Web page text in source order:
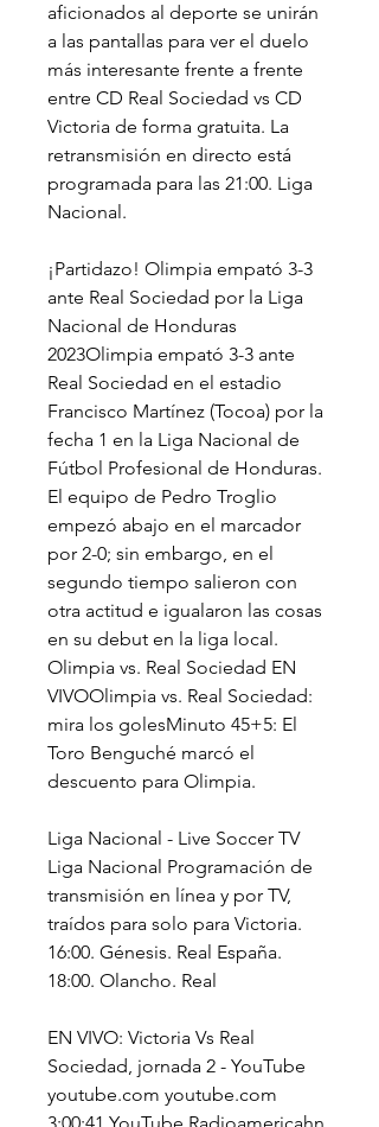
aficionados al deporte se unirán
a las pantallas para ver el duelo
más interesante frente a frente
entre CD Real Sociedad vs CD
Victoria de forma gratuita. La
retransmisión en directo está
programada para las 21:00. Liga
Nacional.
¡Partidazo! Olimpia empató 3-3
ante Real Sociedad por la Liga
Nacional de Honduras
2023Olimpia empató 3-3 ante
Real Sociedad en el estadio
Francisco Martínez (Tocoa) por la
fecha 1 en la Liga Nacional de
Fútbol Profesional de Honduras.
El equipo de Pedro Troglio
empezó abajo en el marcador
por 2-0; sin embargo, en el
segundo tiempo salieron con
otra actitud e igualaron las cosas
en su debut en la liga local.
Olimpia vs. Real Sociedad EN
VIVOOlimpia vs. Real Sociedad:
mira los golesMinuto 45+5: El
Toro Benguché marcó el
descuento para Olimpia.
Liga Nacional - Live Soccer TV
Liga Nacional Programación de
transmisión en línea y por TV,
traídos para solo para Victoria.
16:00. Génesis. Real España.
18:00. Olancho. Real
EN VIVO: Victoria Vs Real
Sociedad, jornada 2 - YouTube
youtube.com youtube.com